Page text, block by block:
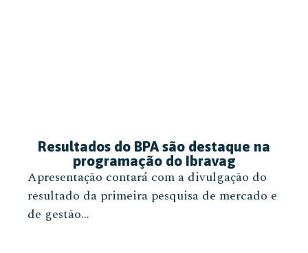
Resultados do BPA são destaque na
programação do Ibravag
Apresentação contará com a divulgação do
resultado da primeira pesquisa de mercado e
de gestão...